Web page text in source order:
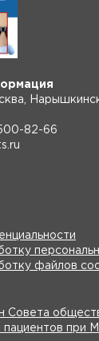
82-66
файлов
Совета
пациентов при